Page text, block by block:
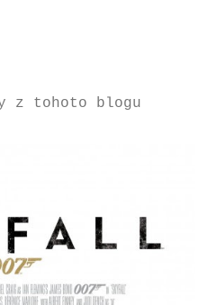
z tohoto blogu